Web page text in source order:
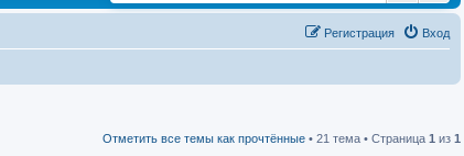
Вход
Регистрация
Отметить все темы как прочтённые • 21 тема • Страница 1 из 1